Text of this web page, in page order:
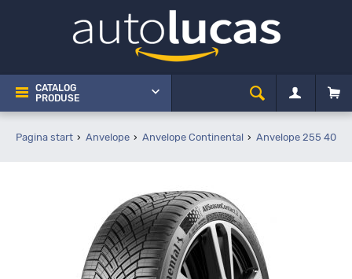
CATALOG
PRODUSE
Pagina start Anvelope Anvelope Continental Anvelope 255 40